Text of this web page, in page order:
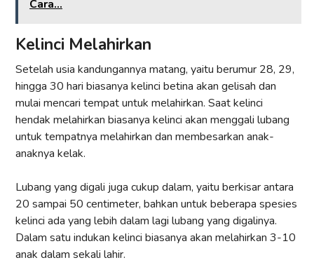
Cara...
Kelinci Melahirkan
Setelah usia kandungannya matang, yaitu berumur 28, 29,
hingga 30 hari biasanya kelinci betina akan gelisah dan
mulai mencari tempat untuk melahirkan. Saat kelinci
hendak melahirkan biasanya kelinci akan menggali lubang
untuk tempatnya melahirkan dan membesarkan anak-
anaknya kelak.
Lubang yang digali juga cukup dalam, yaitu berkisar antara
20 sampai 50 centimeter, bahkan untuk beberapa spesies
kelinci ada yang lebih dalam lagi lubang yang digalinya.
Dalam satu indukan kelinci biasanya akan melahirkan 3-10
anak dalam sekali lahir.